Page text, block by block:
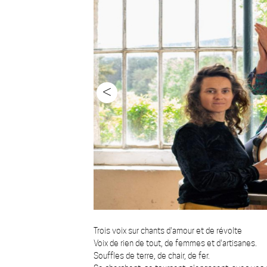
<
Trois voix sur chants d'amour et de révolte
Voix de rien de tout, de femmes et d'artisanes.
Souffles de terre, de chair, de fer.